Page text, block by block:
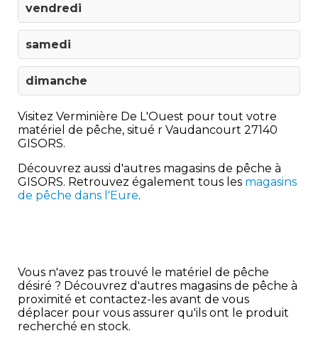
vendredi
samedi
dimanche
Visitez Verminière De L'Ouest pour tout votre
matériel de pêche, situé r Vaudancourt 27140
GISORS.
Découvrez aussi d'autres magasins de pêche à
GISORS. Retrouvez également tous les magasins
de pêche dans l'Eure.
Vous n'avez pas trouvé le matériel de pêche
désiré ? Découvrez d'autres magasins de pêche à
proximité et contactez-les avant de vous
déplacer pour vous assurer qu'ils ont le produit
recherché en stock.